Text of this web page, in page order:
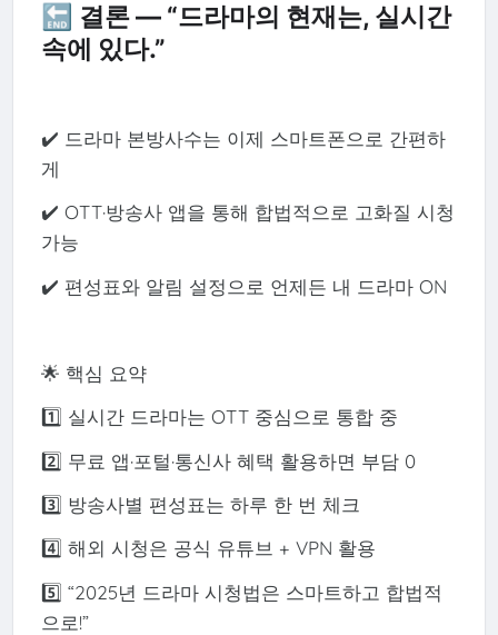
🔚 결론 ― “드라마의 현재는, 실시간
속에 있다.”
✔️ 드라마 본방사수는 이제 스마트폰으로 간편하
게
✔️ OTT·방송사 앱을 통해 합법적으로 고화질 시청
가능
✔️ 편성표와 알림 설정으로 언제든 내 드라마 ON
🌟 핵심 요약
1️⃣ 실시간 드라마는 OTT 중심으로 통합 중
2️⃣ 무료 앱·포털·통신사 혜택 활용하면 부담 0
3️⃣ 방송사별 편성표는 하루 한 번 체크
4️⃣ 해외 시청은 공식 유튜브 + VPN 활용
5️⃣ “2025년 드라마 시청법은 스마트하고 합법적
으로!”